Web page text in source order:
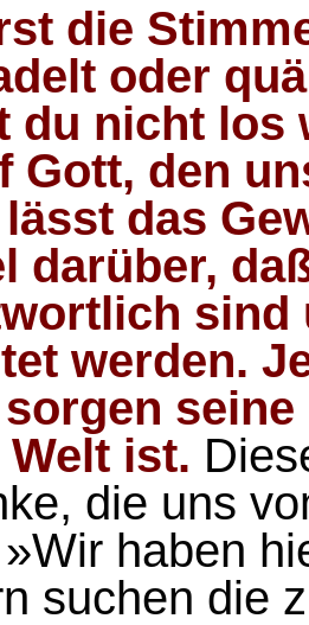
die
oder
du nicht los
Gott, den
lässt das
darüber,
sind
werden.
ist.
die uns
haben
suchen die